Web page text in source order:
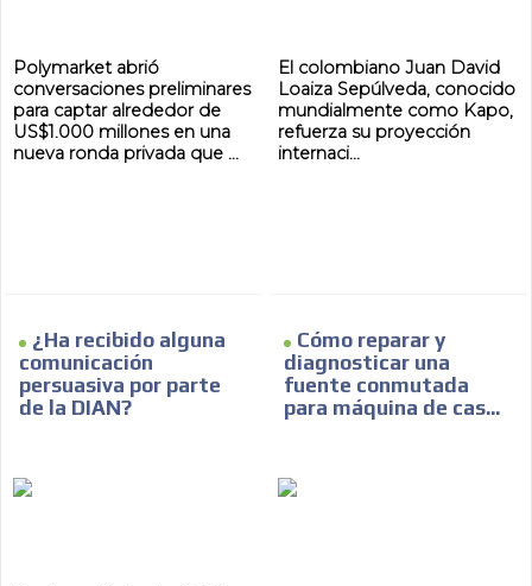
Polymarket abrió
conversaciones preliminares
para captar alrededor de
US$1.000 millones en una
nueva ronda privada que ...
El colombiano Juan David
Loaiza Sepúlveda, conocido
mundialmente como Kapo,
refuerza su proyección
internaci...
¿Ha recibido alguna
comunicación
persuasiva por parte
de la DIAN?
Cómo reparar y
diagnosticar una
fuente conmutada
para máquina de cas...